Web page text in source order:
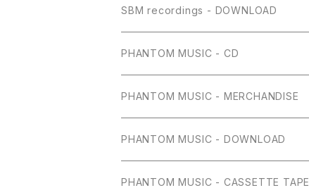
SBM recordings - DOWNLOAD
PHANTOM MUSIC - CD
PHANTOM MUSIC - MERCHANDISE
PHANTOM MUSIC - DOWNLOAD
PHANTOM MUSIC - CASSETTE TAPE